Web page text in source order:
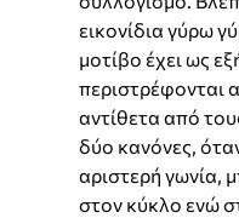
εικονίδια γύρω
μοτίβο έχει ως
περιστρέφονται
αντίθετα από
δύο κανόνες,
αριστερή γωνία,
στον κύκλο ενώ